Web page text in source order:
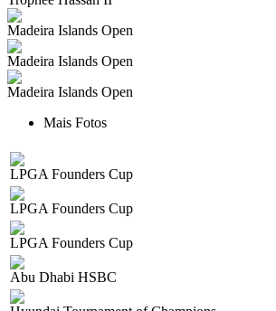
Madeira Islands Open
Madeira Islands Open
Madeira Islands Open
Mais Fotos
LPGA Founders Cup
LPGA Founders Cup
LPGA Founders Cup
Abu Dhabi HSBC